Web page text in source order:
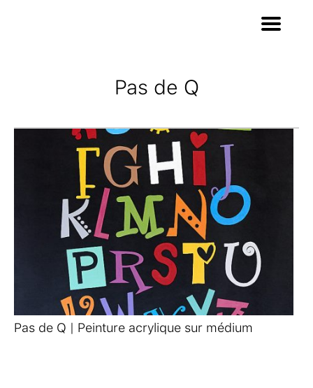
Pas de Q
Pas de Q | Peinture acrylique sur médium